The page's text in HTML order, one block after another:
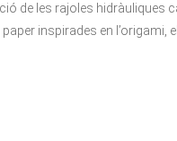
de les rajoles hidràuliques
inspirades en l’origami,